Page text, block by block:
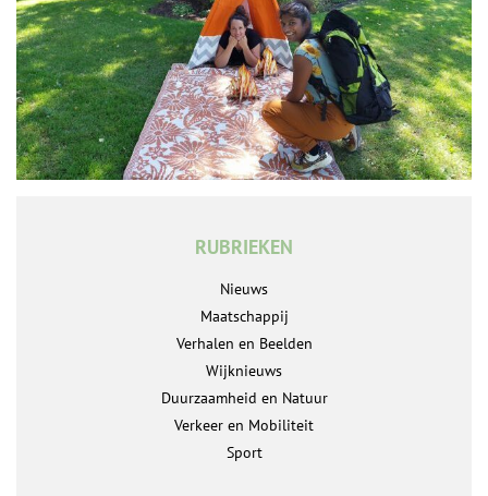
RUBRIEKEN
Nieuws
Maatschappij
Verhalen en Beelden
Wijknieuws
Duurzaamheid en Natuur
Verkeer en Mobiliteit
Sport